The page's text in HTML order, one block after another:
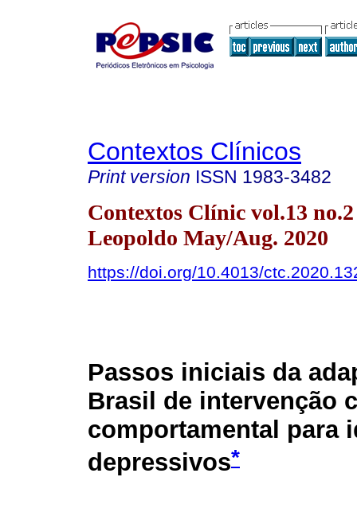
Contextos Clínicos
Print version ISSN 1983-3482
Contextos Clínic vol.13 no.2
Leopoldo May/Aug. 2020
https://doi.org/10.4013/
Passos iniciais da
Brasil de intervenção
comportamental para
depressivos*